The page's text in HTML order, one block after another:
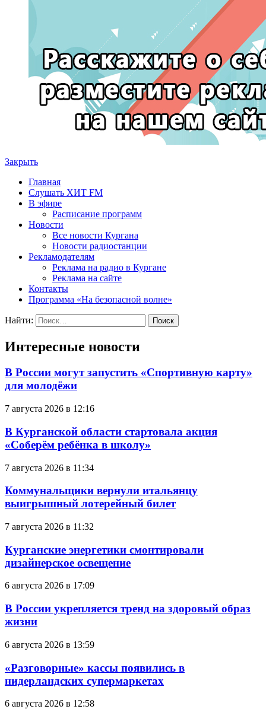
Закрыть
Главная
Слушать ХИТ FM
В эфире
Расписание программ
Новости
Все новости Кургана
Новости радиостанции
Рекламодателям
Реклама на радио в Кургане
Реклама на сайте
Контакты
Программа «На безопасной волне»
Найти:
Интересные новости
В России могут запустить «Спортивную карту»
для молодёжи
7 августа 2026 в 12:16
В Курганской области стартовала акция
«Соберём ребёнка в школу»
7 августа 2026 в 11:34
Коммунальщики вернули итальянцу
выигрышный лотерейный билет
7 августа 2026 в 11:32
Курганские энергетики смонтировали
дизайнерское освещение
6 августа 2026 в 17:09
В России укрепляется тренд на здоровый образ
жизни
6 августа 2026 в 13:59
«Разговорные» кассы появились в
нидерландских супермаркетах
6 августа 2026 в 12:58